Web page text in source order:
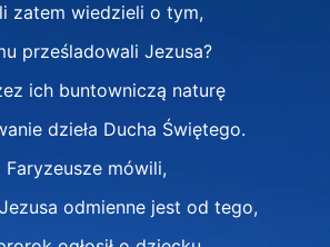
zatem wiedzieli o tym,
prześladowali Jezusa?
ich buntowniczą naturę
dzieła Ducha Świętego.
Faryzeusze mówili,
odmienne jest od tego,